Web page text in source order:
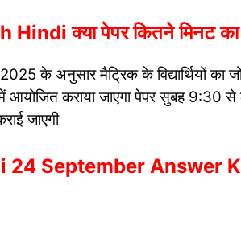
क्या पेपर कितने मिनट का
2025 के अनुसार मैट्रिक के विद्यार्थियों का
आयोजित कराया जाएगा पेपर सुबह
जाएगी
24 September Answer